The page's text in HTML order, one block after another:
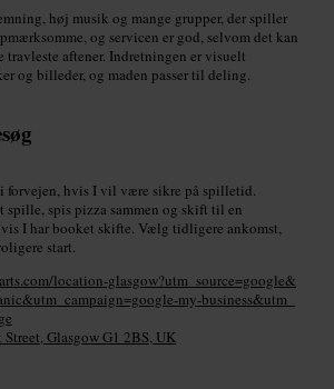
høj musik og mange grupper, der spiller
og servicen er god, selvom det kan
travleste aftener. Indretningen er visuelt
og billeder, og maden passer til deling.
i forvejen, hvis I vil være sikre på spilletid.
spille, spis pizza sammen og skift til en
I har booket skifte. Vælg tidligere ankomst,
start.
location-glasgow?utm_source=google&
my-business&utm_
Glasgow G1 2BS, UK